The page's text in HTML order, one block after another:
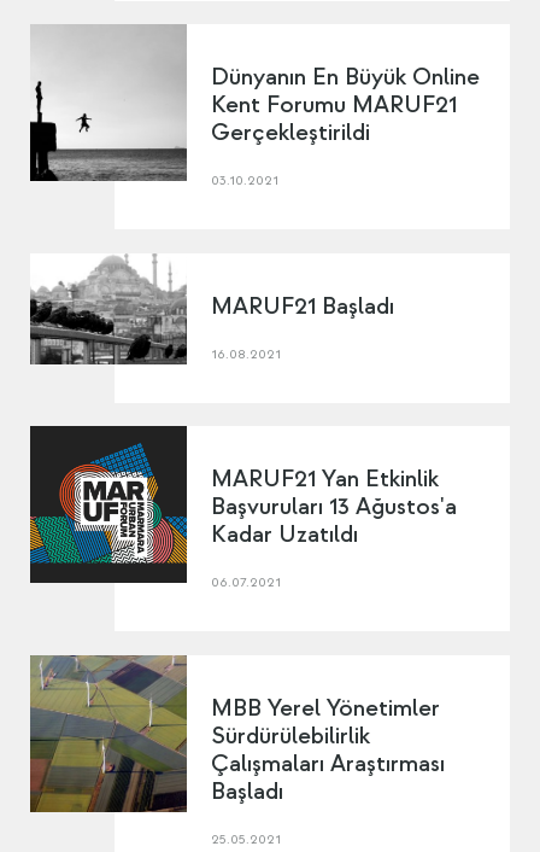
Dünyanın En Büyük Online
Kent Forumu MARUF21
Gerçekleştirildi
03.10.2021
MARUF21 Başladı
16.08.2021
MARUF21 Yan Etkinlik
Başvuruları 13 Ağustos'a
Kadar Uzatıldı
06.07.2021
MBB Yerel Yönetimler
Sürdürülebilirlik
Çalışmaları Araştırması
Başladı
25.05.2021